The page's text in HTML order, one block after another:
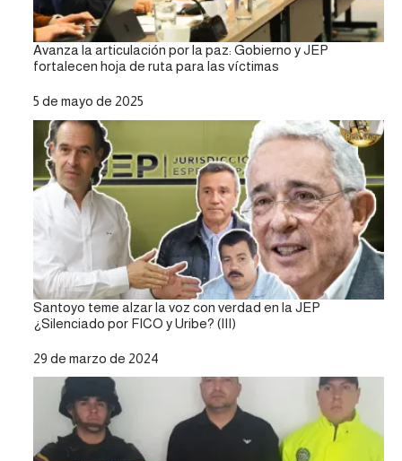
Avanza la articulación por la paz: Gobierno y JEP
fortalecen hoja de ruta para las víctimas
Fecha
5 de mayo de 2025
Santoyo teme alzar la voz con verdad en la JEP
¿Silenciado por FICO y Uribe? (III)
Fecha
29 de marzo de 2024